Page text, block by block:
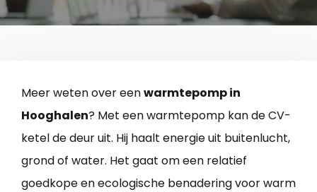
Meer weten over eenwarmtepomp in
Hooghalen? Met een warmtepomp kan de CV-
ketel de deur uit. Hij haalt energie uit buitenlucht,
grond of water. Het gaat om een relatief
goedkope en ecologische benadering voor warm